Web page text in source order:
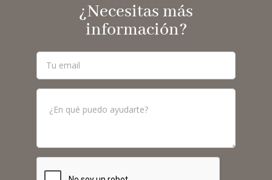
¿Necesitas más
información?